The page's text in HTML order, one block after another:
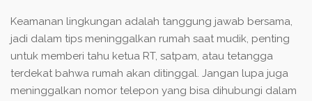
Keamanan lingkungan adalah tanggung jawab bersama,
jadi dalam tips meninggalkan rumah saat mudik, penting
untuk memberi tahu ketua RT, satpam, atau tetangga
terdekat bahwa rumah akan ditinggal. Jangan lupa juga
meninggalkan nomor telepon yang bisa dihubungi dalam